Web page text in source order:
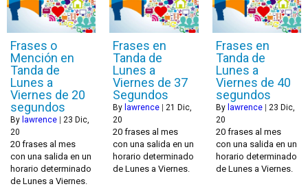
Frases o
Mención en
Tanda de
Lunes a
Viernes de 20
segundos
By lawrence | 23 Dic,
20
20 frases al mes
con una salida en un
horario determinado
de Lunes a Viernes.
Frases en
Tanda de
Lunes a
Viernes de 37
Segundos
By lawrence | 21 Dic,
20
20 frases al mes
con una salida en un
horario determinado
de Lunes a Viernes.
Frases en
Tanda de
Lunes a
Viernes de 40
segundos
By lawrence | 23 Dic,
20
20 frases al mes
con una salida en un
horario determinado
de Lunes a Viernes.